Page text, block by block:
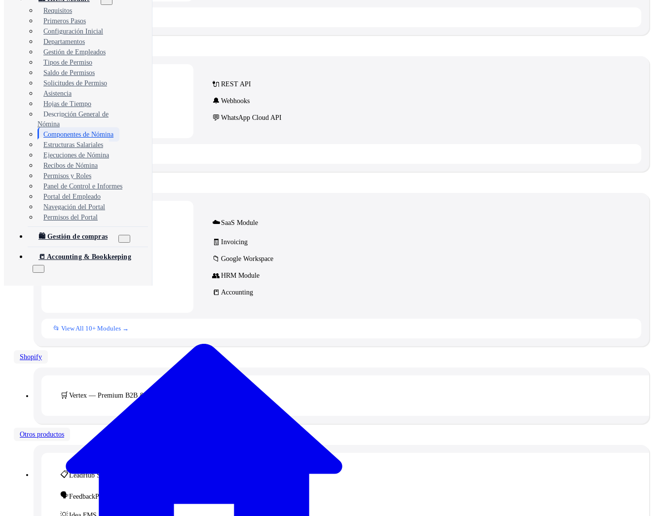
📂 View All 40+ Modules →
Rise CRM
🧩 Modules
Core Rise CRM extensions
⚙️Automation & API
Security and third-party tools
🔌 REST API
🔔 Webhooks
💬 WhatsApp Cloud API
📂 View All 5 Plugins →
Concord CRM
💎Modules
📊
Assets, inventory & more
☁️ SaaS Module
🧾 Invoicing
📁 Google Workspace
👥 HRM Module
📒 Accounting
📂 View All 10+ Modules →
Shopify
🛒 Vertex — Premium B2B & Wholesale Theme
Otros productos
📋LeadHub SaaS
🗣️FeedbackPulse SaaS
Requisitos
Primeros Pasos
Configuración Inicial
Departamentos
Gestión de Empleados
Tipos de Permiso
Saldo de Permisos
Solicitudes de Permiso
Asistencia
Hojas de Tiempo
Descripción General de
Nómina
Componentes de Nómina
Estructuras Salariales
Ejecuciones de Nómina
Recibos de Nómina
Permisos y Roles
Panel de Control e Informes
Portal del Empleado
Navegación del Portal
Permisos del Portal
🛍️ Gestión de compras
📒 Accounting & Bookkeeping